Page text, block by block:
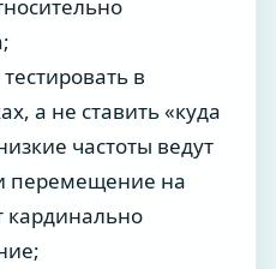
в
а не ставить «куда
частоты ведут
перемещение на
кардинально